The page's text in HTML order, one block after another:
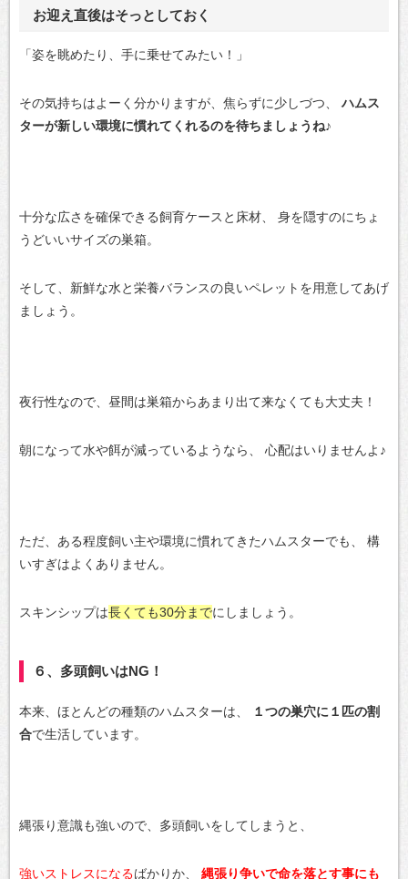
お迎え直後はそっとしておく
「姿を眺めたり、手に乗せてみたい！」
その気持ちはよーく分かりますが、焦らずに少しづつ、
ハムス
ターが新しい環境に慣れてくれるのを待ちましょうね♪
十分な広さを確保できる飼育ケースと床材、
身を隠すのにちょ
うどいいサイズの巣箱。
そして、新鮮な水と栄養バランスの良いペレットを用意してあげ
ましょう。
夜行性なので、昼間は巣箱からあまり出て来なくても大丈夫！
朝になって水や餌が減っているようなら、 心配はいりませんよ♪
ただ、ある程度飼い主や環境に慣れてきたハムスターでも、
構
いすぎはよくありません。
スキンシップは長くても30分までにしましょう。
６、多頭飼いはNG！
本来、ほとんどの種類のハムスターは、
１つの巣穴に１匹の割
合で生活しています。
縄張り意識も強いので、多頭飼いをしてしまうと、
強いストレスになるばかりか、 縄張り争いで命を落とす事にも